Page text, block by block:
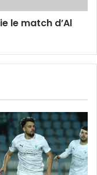
le match d’Al